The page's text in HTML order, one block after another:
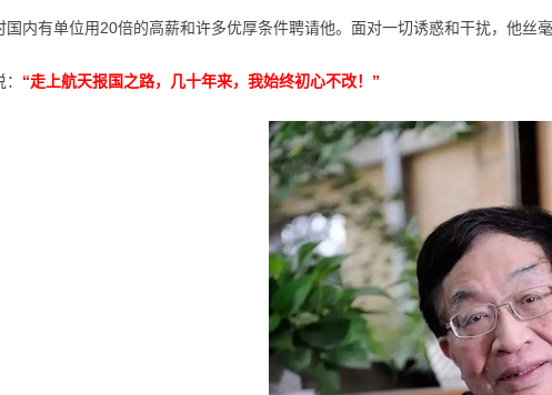
国内有单位用20倍的高薪和许多优厚条件聘请他。面对一切诱惑和干扰，他丝
“走上航天报国之路，几十年来，我始终初心不改！”